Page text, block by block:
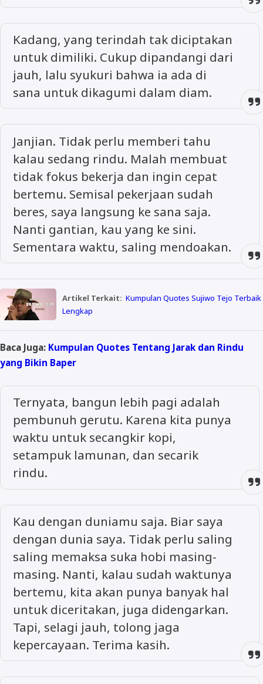
Kadang, yang terindah tak diciptakan
untuk dimiliki. Cukup dipandangi dari
jauh, lalu syukuri bahwa ia ada di
sana untuk dikagumi dalam diam.
Janjian. Tidak perlu memberi tahu
kalau sedang rindu. Malah membuat
tidak fokus bekerja dan ingin cepat
bertemu. Semisal pekerjaan sudah
beres, saya langsung ke sana saja.
Nanti gantian, kau yang ke sini.
Sementara waktu, saling mendoakan.
Artikel Terkait: Kumpulan Quotes Sujiwo Tejo Terbaik
Lengkap
Baca Juga: Kumpulan Quotes Tentang Jarak dan Rindu
yang Bikin Baper
Ternyata, bangun lebih pagi adalah
pembunuh gerutu. Karena kita punya
waktu untuk secangkir kopi,
setampuk lamunan, dan secarik
rindu.
Kau dengan duniamu saja. Biar saya
dengan dunia saya. Tidak perlu saling
saling memaksa suka hobi masing-
masing. Nanti, kalau sudah waktunya
bertemu, kita akan punya banyak hal
untuk diceritakan, juga didengarkan.
Tapi, selagi jauh, tolong jaga
kepercayaan. Terima kasih.